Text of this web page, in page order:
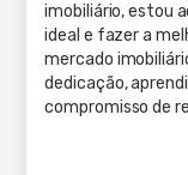
imobiliário, estou
ideal e fazer a
mercado
dedicação,
compromisso de